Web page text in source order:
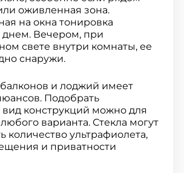
оживленная зона.
на окна тонировка
днем. Вечером, при
свете внутри комнаты, ее
снаружи.
и лоджий имеет
Подобрать
конструкций можно для
варианта. Стекла могут
количество ультрафиолета,
и приватности